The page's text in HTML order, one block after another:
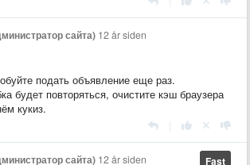
сайта) 12 år siden
подать объявление еще раз.
будет повторяться, очистите кэш браузера
кукиз.
Fast
сайта) 12 år siden